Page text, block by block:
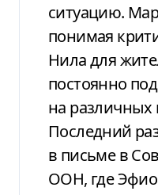
ситуацию.
понимая
Нила для
постоянно
на различных
Последний
в письме в
ООН, где